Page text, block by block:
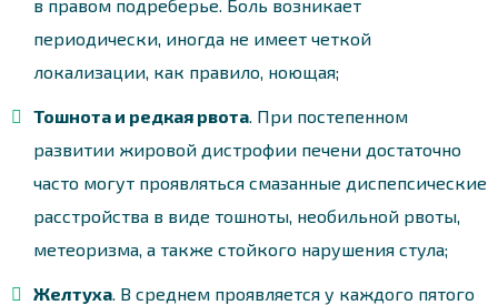
в правом подреберье. Боль возникает
периодически, иногда не имеет четкой
локализации, как правило, ноющая;
Тошнота и редкая рвота . При постепенном
развитии жировой дистрофии печени достаточно
часто могут проявляться смазанные диспепсические
расстройства в виде тошноты, необильной рвоты,
метеоризма, а также стойкого нарушения стула;
Желтуха . В среднем проявляется у каждого пятого